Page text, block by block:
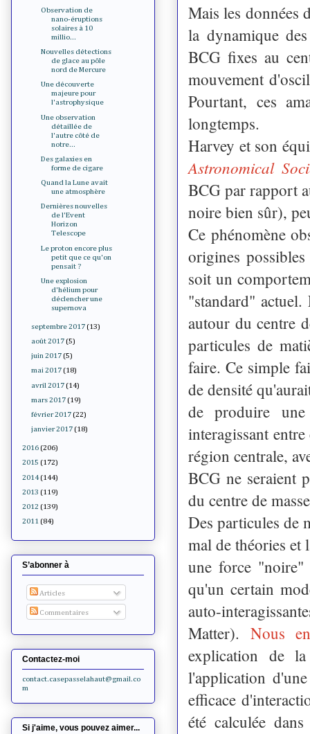
Mais les données
la dynamique
BCG fixes au
mouvement
Pourtant, ces
longtemps.
Harvey et son
Astronomical
BCG par rapport
noire bien sûr),
Ce phénomène
origines
soit un
"standard"
autour du centre
particules de
faire. Ce simple
de densité
de produire
interagissant
région centrale,
BCG ne seraient
du centre de
Des particules de
mal de théories et
une force "noire"
qu'un certain
auto-
Matter). Nous
explication de
l'application
efficace
été calculée
Observation de
nano-éruptions
solaires à 10
millio...
Nouvelles détections
de glace au pôle
nord de Mercure
Une découverte
majeure pour
l'astrophysique
Une observation
détaillée de
l'autre côté de
notre...
Des galaxies en
forme de cigare
Quand la Lune avait
une atmosphère
Dernières nouvelles
de l'Event
Horizon
Telescope
Le proton encore plus
petit que ce qu'on
pensait ?
Une explosion
d'hélium pour
déclencher une
supernova
septembre 2017 (13)
août 2017 (5)
juin 2017 (5)
mai 2017 (18)
avril 2017 (14)
mars 2017 (19)
février 2017 (22)
janvier 2017 (18)
2016 (206)
2015 (172)
2014 (144)
2013 (119)
2012 (139)
2011 (84)
S’abonner à
Articles
Commentaires
Contactez-moi
contact.casepasselahaut@gmail.co
m
Si j'aime, vous pouvez aimer...